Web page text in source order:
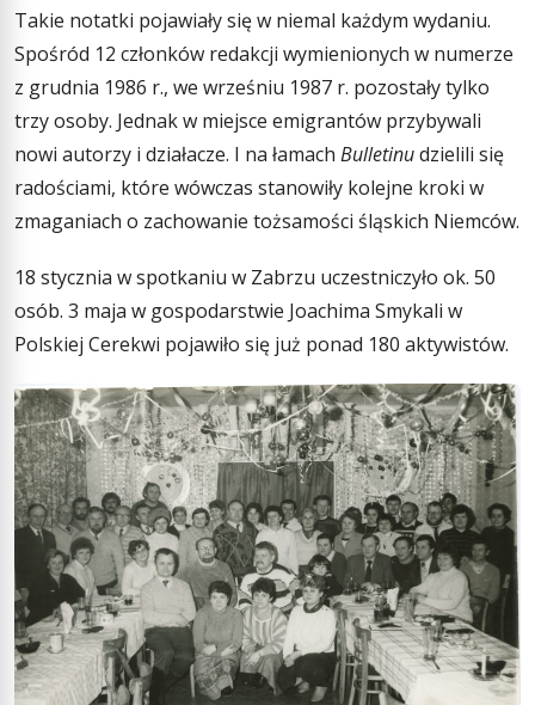
Takie notatki pojawiały się w niemal każdym wydaniu.
Spośród 12 członków redakcji wymienionych w numerze
z grudnia 1986 r., we wrześniu 1987 r. pozostały tylko
trzy osoby. Jednak w miejsce emigrantów przybywali
nowi autorzy i działacze. I na łamach Bulletinudzielili się
radościami, które wówczas stanowiły kolejne kroki w
zmaganiach o zachowanie tożsamości śląskich Niemców.
18 stycznia w spotkaniu w Zabrzu uczestniczyło ok. 50
osób. 3 maja w gospodarstwie Joachima Smykali w
Polskiej Cerekwi pojawiło się już ponad 180 aktywistów.